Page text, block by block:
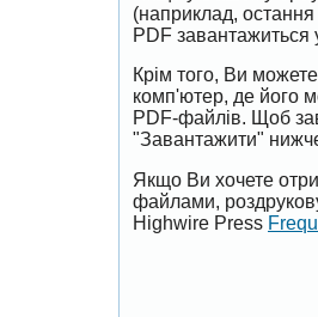
(наприклад, остання
PDF завантажиться
Крім того, Ви
комп'ютер, де його
PDF-файлів. Щоб
"Завантажити"
Якщо Ви хочете
файлами,
Highwire Press